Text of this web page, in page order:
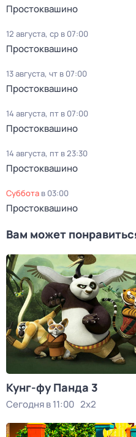
Простоквашино
12 августа, ср в 07:00
Простоквашино
13 августа, чт в 07:00
Простоквашино
14 августа, пт в 07:00
Простоквашино
14 августа, пт в 23:30
Простоквашино
суббота в 03:00
Простоквашино
Вам может
Кунг-фу Панда 3
Сегодня в 11:00 2x2